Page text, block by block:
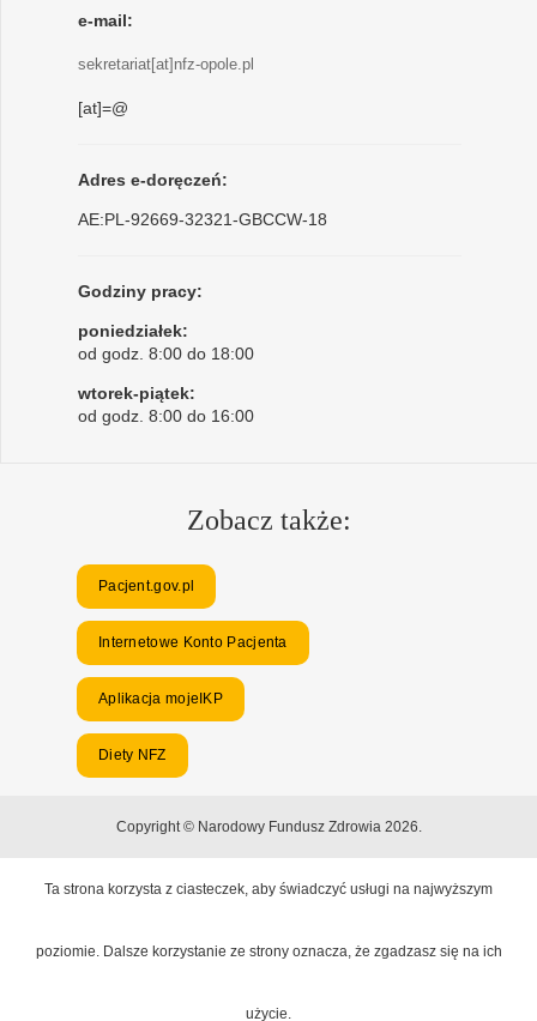
e-mail:
sekretariat[at]nfz-opole.pl
[at]=@
Adres e-doręczeń:
AE:PL-92669-32321-GBCCW-18
Godziny pracy:
poniedziałek:
od godz. 8:00 do 18:00
wtorek-piątek:
od godz. 8:00 do 16:00
Zobacz także:
Pacjent.gov.pl
Internetowe Konto Pacjenta
Aplikacja mojeIKP
Diety NFZ
Copyright © Narodowy Fundusz Zdrowia 2026.
Ta strona korzysta z ciasteczek, aby świadczyć usługi na najwyższym
poziomie. Dalsze korzystanie ze strony oznacza, że zgadzasz się na ich
użycie.